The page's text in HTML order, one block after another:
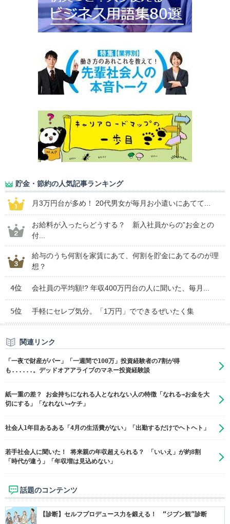
貯金・節約の人気記事ランキング
月3万円台が多め！ 20代男女が毎月お小遣いにあてて...
お給料が入ったらどうする？ 新入社員からの”お金との
付...
給与のうち何割を家賃にあて、何割を貯金にあてるのが理
想？
4位 会社員の平均額!? 年収400万円台の人に聞いた、毎月...
5位 手軽にセレブ気分。「1万円」でできるぜいたく集
関連リンク
「一夜で財産がパー」「一週間で100万」投資経験者の7割が得
も......。デッドオアアライブのマネー投資経験談
紙一重の差？ お金持ちになれる人となれない人の特徴「なれる→お金を大
切にする」「なれない→ケチ」
社会人1年目あるある「4月の生活費がない」「出勤するだけでヘトヘト」
若手社会人に聞いた！ 将来親の年収超えられる？ 「いいえ」が約8割
「時代が違う」「年収増は見込めない」
話題のコンテンツ
【診断】セルフプロデュース力を鍛える！ “ジブン観”診断